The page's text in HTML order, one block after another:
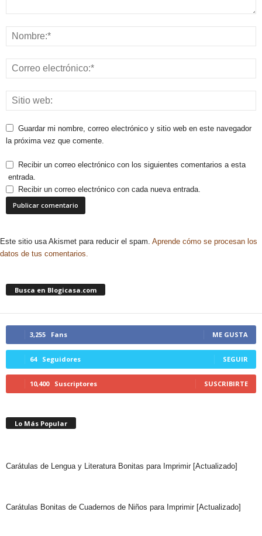
Guardar mi nombre, correo electrónico y sitio web en este navegador
la próxima vez que comente.
Recibir un correo electrónico con los siguientes comentarios a esta
entrada.
Recibir un correo electrónico con cada nueva entrada.
Este sitio usa Akismet para reducir el spam. Aprende cómo se procesan los
datos de tus comentarios.
Busca en Blogicasa.com
3,255 Fans ME GUSTA
64 Seguidores SEGUIR
10,400 Suscriptores SUSCRIBIRTE
Lo Más Popular
Carátulas de Lengua y Literatura Bonitas para Imprimir [Actualizado]
Carátulas Bonitas de Cuadernos de Niños para Imprimir [Actualizado]